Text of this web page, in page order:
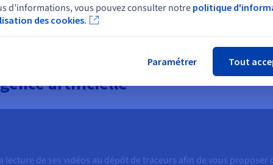
artificielle
lecture de ses vidéos au dépôt de traceurs afin de vous proposer
d’informations, vous pouvez consulter notre politique
des cookies.
Paramétrer Tout